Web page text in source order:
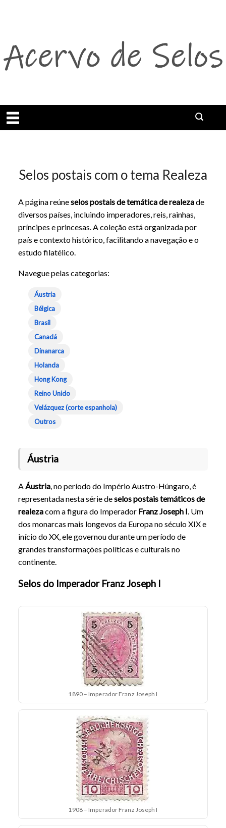
Abrir menu
Selos postais com o tema Realeza
Selos postais de realeza: reis,
A página reúneselos postais de temática de realezade
diversos países, incluindo imperadores, reis, rainhas,
príncipes e princesas. A coleção está organizada por
país e contexto histórico, facilitando a navegação e o
estudo filatélico.
Navegue pelas categorias:
Áustria
Bélgica
Brasil
Canadá
Dinanarca
Holanda
Hong Kong
Reino Unido
Velázquez (corte espanhola)
Outros
Áustria
AÁustria, no período do Império Austro-Húngaro, é
representada nesta série deselos postais temáticos de
realezacom a figura do Imperador Franz Joseph I. Um
dos monarcas mais longevos da Europa no século XIX e
início do XX, ele governou durante um período de
grandes transformações políticas e culturais no
continente.
Selos do Imperador Franz Joseph I
1890 – Imperador Franz Joseph I
1908 – Imperador Franz Joseph I